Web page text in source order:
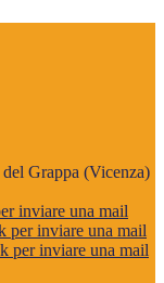
Grappa (Vicenza)
inviare una mail
per inviare una mail
per inviare una mail